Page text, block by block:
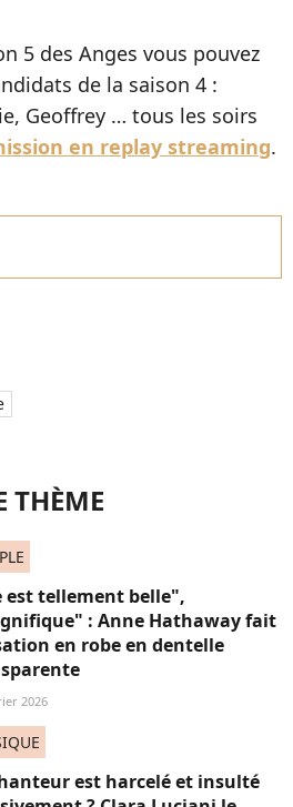
5 des Anges vous pouvez
de la saison 4 :
Geoffrey … tous les soirs
en replay streaming.
THÈME
est tellement belle",
: Anne Hathaway fait
en robe en dentelle
2026
est harcelé et insulté